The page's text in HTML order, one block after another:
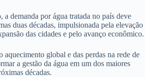
a demanda por água tratada no país deve
duas décadas, impulsionada pela elevação
das cidades e pelo avanço econômico.
global e das perdas na rede de
a gestão da água em um dos maiores
décadas.